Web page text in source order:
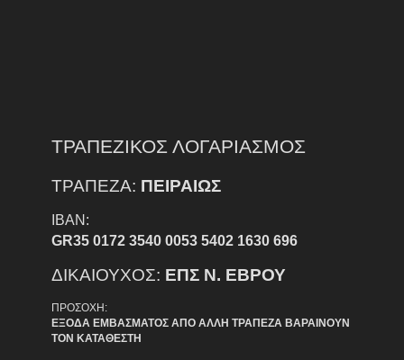
ΤΡΑΠΕΖΙΚΟΣ ΛΟΓΑΡΙΑΣΜΟΣ
ΤΡΑΠΕΖΑ: ΠΕΙΡΑΙΩΣ
IBAN:
GR35 0172 3540 0053 5402 1630 696
ΔΙΚΑΙΟΥΧΟΣ: ΕΠΣ Ν. ΕΒΡΟΥ
ΠΡΟΣΟΧΗ:
ΕΞΟΔΑ ΕΜΒΑΣΜΑΤΟΣ ΑΠΟ ΑΛΛΗ ΤΡΑΠΕΖΑ ΒΑΡΑΙΝΟΥΝ
ΤΟΝ ΚΑΤΑΘΕΣΤΗ